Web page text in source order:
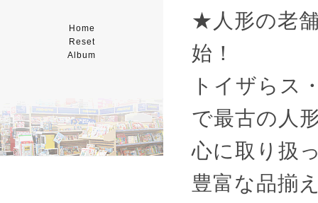
Home
Reset
Album
★人形の老
始！
トイザらス
で最古の人
心に取り扱
豊富な品揃